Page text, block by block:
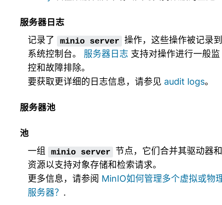
服务器日志
记录了
minio server 操作，这些操作被记录
系统控制台。 服务器日志 支持对操作进行一般监
控和故障排除。
要获取更详细的日志信息，请参见 audit logs。
服务器池
池
一组
minio server
节点，它们合并其驱动器
资源以支持对象存储和检索请求。
更多信息，请参阅 MinIO如何管理多个虚拟或物
服务器？ .